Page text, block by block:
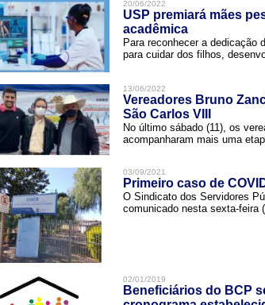
20/06/2022
USP premiará mães
acadêmica
Para reconhecer a dedicação
para cuidar dos filhos,
13/06/2022
Vereadores Bruno
São Carlos VIII
No último sábado (11), os
acompanharam mais uma
03/09/2021
Primeiro caso de
O Sindicato dos Servidores
comunicado nesta sexta-feira
02/01/2019
Beneficiários do BCP